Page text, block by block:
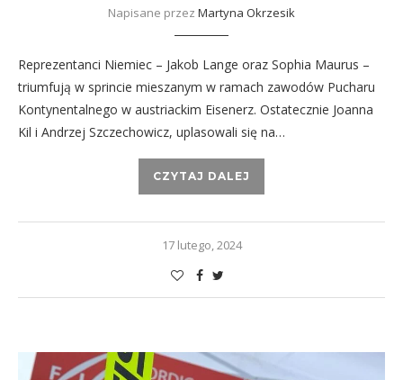
Napisane przez Martyna Okrzesik
Reprezentanci Niemiec – Jakob Lange oraz Sophia Maurus –
triumfują w sprincie mieszanym w ramach zawodów Pucharu
Kontynentalnego w austriackim Eisenerz. Ostatecznie Joanna
Kil i Andrzej Szczechowicz, uplasowali się na…
CZYTAJ DALEJ
17 lutego, 2024